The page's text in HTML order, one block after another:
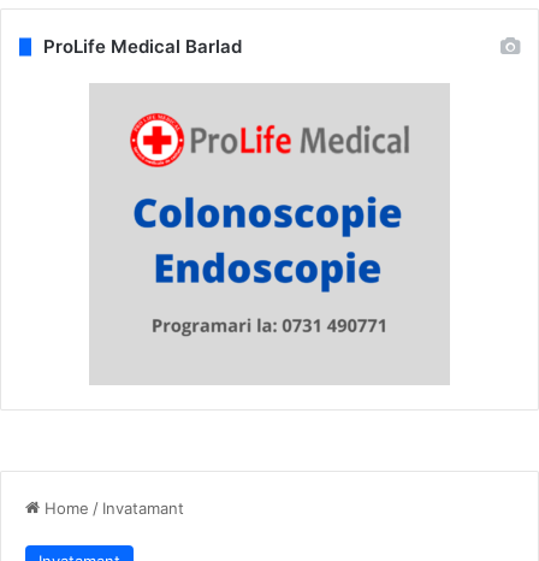
Home / Invatamant
ProLife Medical Barlad